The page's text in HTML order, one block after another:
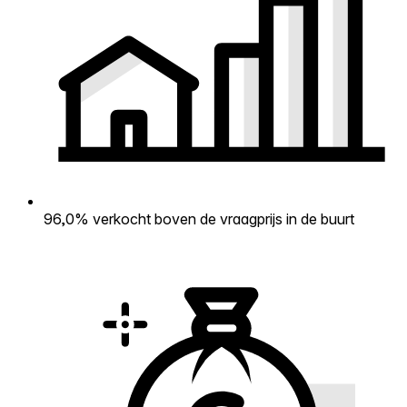
96,0% verkocht boven de vraagprijs in de buurt